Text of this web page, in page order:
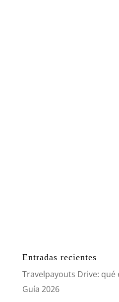
Entradas recientes
Travelpayouts Drive: qué
Guía 2026